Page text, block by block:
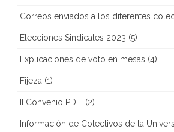
Correos enviados a los diferentes
Elecciones Sindicales 2023 (5)
Explicaciones de voto en mesas (4)
Fijeza (1)
II Convenio PDIL (2)
Información de Colectivos de la